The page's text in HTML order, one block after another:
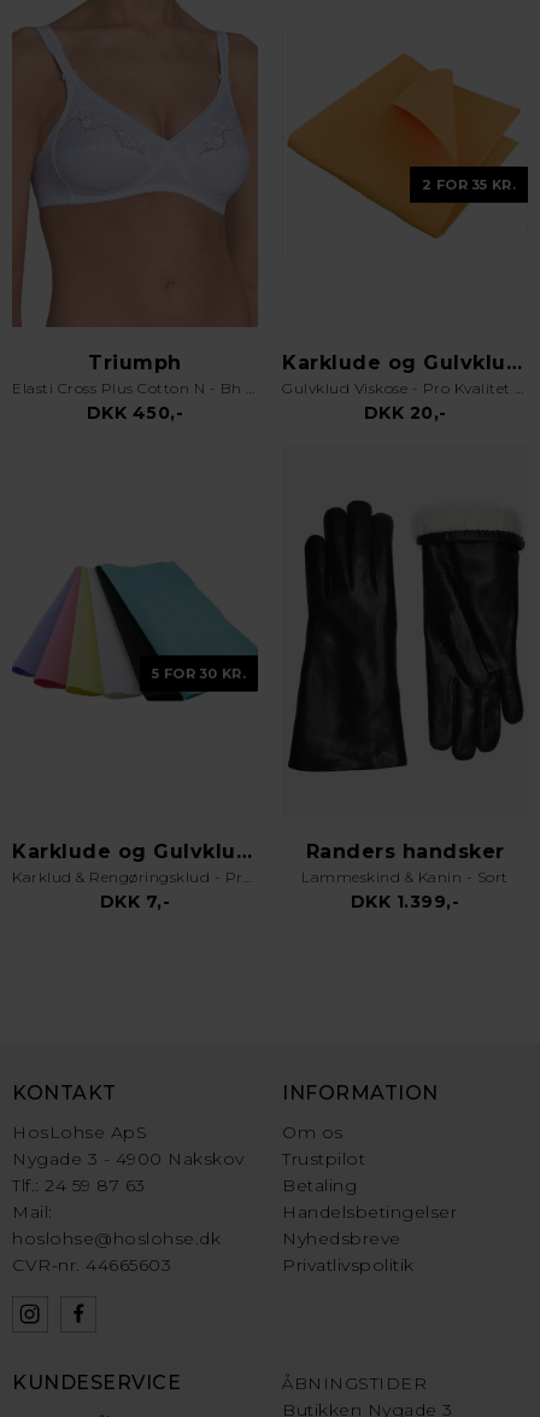
Triumph
Elasti Cross Plus Cotton N - Bh uden bøjle - Hvid
DKK 450,-
2 FOR 35 KR.
Karklude og Gulvklude
Gulvklud Viskose - Pro Kvalitet - Orange
DKK 20,-
5 FOR 30 KR.
Karklude og Gulvklude
Karklud & Rengøringsklud - Pro Kvalitet - Valgfri Farve
DKK 7,-
Randers handsker
Lammeskind & Kanin - Sort
DKK 1.399,-
KONTAKT
HosLohse ApS
Nygade 3 - 4900 Nakskov
Tlf.: 24 59 87 63
Mail:
hoslohse@hoslohse.dk
CVR-nr. 44665603
INFORMATION
Om os
Trustpilot
Betaling
Handelsbetingelser
Nyhedsbreve
Privatlivspolitik
KUNDESERVICE
ÅBNINGSTIDER
Butikken Nygade 3